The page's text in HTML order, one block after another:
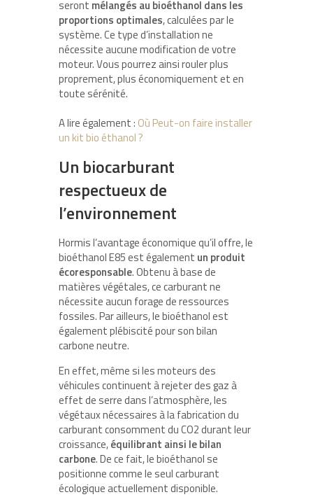
seront mélangés au bioéthanol dans les
proportions optimales, calculées par le
système. Ce type d’installation ne
nécessite aucune modification de votre
moteur. Vous pourrez ainsi rouler plus
proprement, plus économiquement et en
toute sérénité.
A lire également : Où Peut-on faire installer
un kit bio éthanol ?
Un biocarburant
respectueux de
l’environnement
Hormis l’avantage économique qu’il offre, le
bioéthanol E85 est également un produit
écoresponsable. Obtenu à base de
matières végétales, ce carburant ne
nécessite aucun forage de ressources
fossiles. Par ailleurs, le bioéthanol est
également plébiscité pour son bilan
carbone neutre.
En effet, même si les moteurs des
véhicules continuent à rejeter des gaz à
effet de serre dans l’atmosphère, les
végétaux nécessaires à la fabrication du
carburant consomment du CO2 durant leur
croissance,équilibrant ainsi le bilan
carbone. De ce fait, le bioéthanol se
positionne comme le seul carburant
écologique actuellement disponible.